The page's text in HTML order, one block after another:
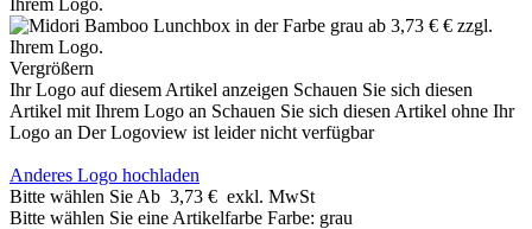
Vergrößern
Ihr Logo auf diesem Artikel anzeigen Schauen Sie sich diesen
Artikel mit Ihrem Logo an Schauen Sie sich diesen Artikel ohne Ihr
Logo an Der Logoview ist leider nicht verfügbar
Anderes Logo hochladen
Bitte wählen Sie Ab 3,73 € exkl. MwSt
Bitte wählen Sie eine Artikelfarbe Farbe: grau